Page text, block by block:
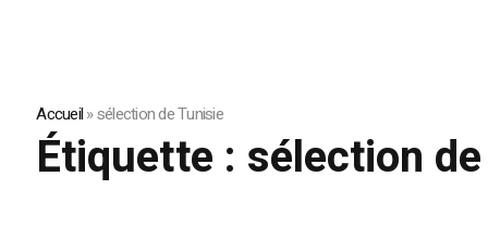
Accueil»sélection de Tunisie
Étiquette : sélection